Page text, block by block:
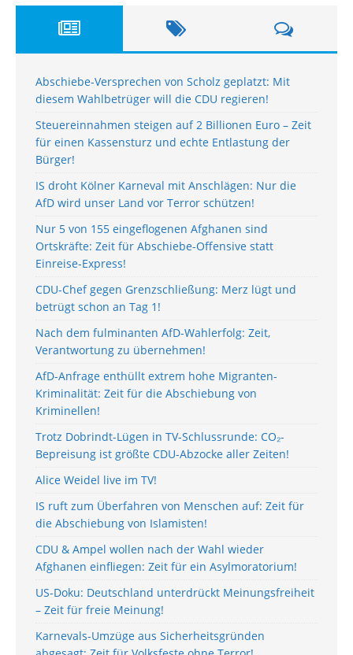
Abschiebe-Versprechen von Scholz geplatzt: Mit
diesem Wahlbetrüger will die CDU regieren!
Steuereinnahmen steigen auf 2 Billionen Euro – Zeit
für einen Kassensturz und echte Entlastung der
Bürger!
IS droht Kölner Karneval mit Anschlägen: Nur die
AfD wird unser Land vor Terror schützen!
Nur 5 von 155 eingeflogenen Afghanen sind
Ortskräfte: Zeit für Abschiebe-Offensive statt
Einreise-Express!
CDU-Chef gegen Grenzschließung: Merz lügt und
betrügt schon an Tag 1!
Nach dem fulminanten AfD-Wahlerfolg: Zeit,
Verantwortung zu übernehmen!
AfD-Anfrage enthüllt extrem hohe Migranten-
Kriminalität: Zeit für die Abschiebung von
Kriminellen!
Trotz Dobrindt-Lügen in TV-Schlussrunde: CO₂-
Bepreisung ist größte CDU-Abzocke aller Zeiten!
Alice Weidel live im TV!
IS ruft zum Überfahren von Menschen auf: Zeit für
die Abschiebung von Islamisten!
CDU & Ampel wollen nach der Wahl wieder
Afghanen einfliegen: Zeit für ein Asylmoratorium!
US-Doku: Deutschland unterdrückt Meinungsfreiheit
– Zeit für freie Meinung!
Karnevals-Umzüge aus Sicherheitsgründen